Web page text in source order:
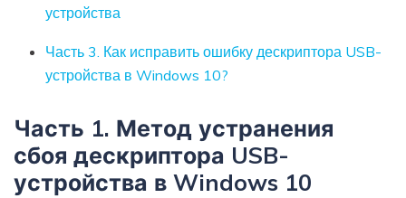
устройства
Часть 3. Как исправить ошибку дескриптора USB-
устройства в Windows 10?
Часть 1. Метод устранения
сбоя дескриптора USB-
устройства в Windows 10